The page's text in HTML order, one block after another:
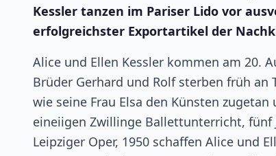
Kessler tanzen im Pariser Lido vor
erfolgreichster Exportartikel der
Alice und Ellen Kessler kommen am 20.
Brüder Gerhard und Rolf sterben früh an
wie seine Frau Elsa den Künsten
eineiigen Zwillinge Ballettunterricht, fünf
Leipziger Oper, 1950 schaffen Alice und